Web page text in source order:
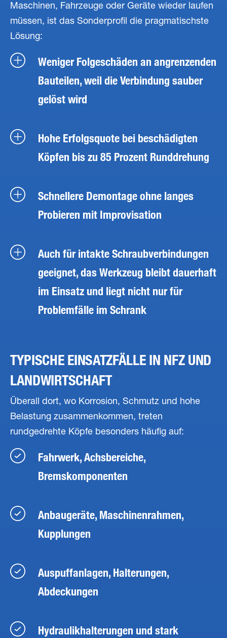
Maschinen, Fahrzeuge oder Geräte wieder laufen
müssen, ist das Sonderprofil die pragmatischste
Lösung:
Weniger Folgeschäden an angrenzenden
Bauteilen, weil die Verbindung sauber
gelöst wird
Hohe Erfolgsquote bei beschädigten
Köpfen bis zu 85 Prozent Runddrehung
Schnellere Demontage ohne langes
Probieren mit Improvisation
Auch für intakte Schraubverbindungen
geeignet, das Werkzeug bleibt dauerhaft
im Einsatz und liegt nicht nur für
Problemfälle im Schrank
TYPISCHE EINSATZFÄLLE IN NFZ UND
LANDWIRTSCHAFT
Überall dort, wo Korrosion, Schmutz und hohe
Belastung zusammenkommen, treten
rundgedrehte Köpfe besonders häufig auf:
Fahrwerk, Achsbereiche,
Bremskomponenten
Anbaugeräte, Maschinenrahmen,
Kupplungen
Auspuffanlagen, Halterungen,
Abdeckungen
Hydraulikhalterungen und stark